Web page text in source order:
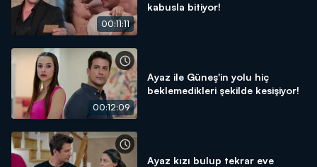
00:11:11
kabusla bitiyor!
00:12:09
Ayaz ile Güneş'in yolu hiç
beklemedikleri şekilde kesişiyor!
Ayaz kızı bulup tekrar eve